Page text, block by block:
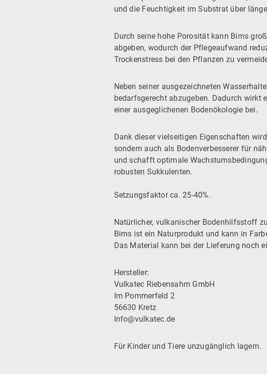
und die Feuchtigkeit im Substrat über
Durch seine hohe Porosität kann Bims
abgeben, wodurch der Pflegeaufwand
Trockenstress bei den Pflanzen zu
Neben seiner ausgezeichneten
bedarfsgerecht abzugeben. Dadurch
einer ausgeglichenen Bodenökologie bei.
Dank dieser vielseitigen Eigenschaften
sondern auch als Bodenverbesserer für
und schafft optimale
robusten Sukkulenten.
Setzungsfaktor ca. 25-40%.
Natürlicher, vulkanischer Bodenhilfsstoff
Bims ist ein Naturprodukt und kann in
Das Material kann bei der Lieferung noch
Hersteller:
Vulkatec Riebensahm GmbH
Im Pommerfeld 2
56630 Kretz
Info@vulkatec.de
Für Kinder und Tiere unzugänglich lagern.